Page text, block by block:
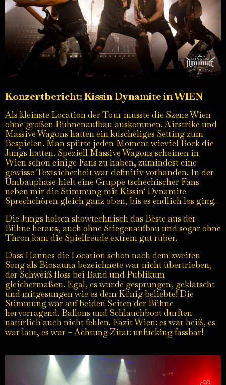
Konzertbericht: Kissin Dynamite inWIEN
Als kleinste Location der Tour musste die Szene Wien
ohne großen Bühnenaufbau auskommen. Airstrike und
Massive Wagons hatten ein kuscheliges Setting zum
Bespielen. Man spürte jeden Moment wieviel Bock die
Jungs hatten. Speziell Massive Wagons scheinen in
Wien schon einige Fans zu haben, zumindest eine
gewisse Textsicherheit war definitiv vorhanden. In der
Umbauphase hielt eine Gruppe tschechischer Fans
neben mir die Stimmung mit Kissin‘ Dynamite
Sprechchören gleich ganz oben, bis es endlich los ging.
Die Jungs holten showtechnisch das Beste aus der
Bühne heraus, auch ohne Stiegenaufbau und sogar ohne
Thron kam die Spielfreude extrem gut rüber.
Dass Hannes die Location schon nach dem zweiten
Song als Biosauna bezeichnete war nicht übertrieben,
der Schweiß floss bei Band und Publikum
gleichermaßen. Egal, es wurde gesprungen, geklatscht
und mitgesungen wie es dem König beliebte! Die
Stimmung war auf beiden Seiten der Bühne
hervorragend. Ballons und Schlauchboot durften
natürlich auch nicht fehlen. Fazit Wien: es war heiß, es
war laut, es war – Achtung Zitat: unfucking fassbar!